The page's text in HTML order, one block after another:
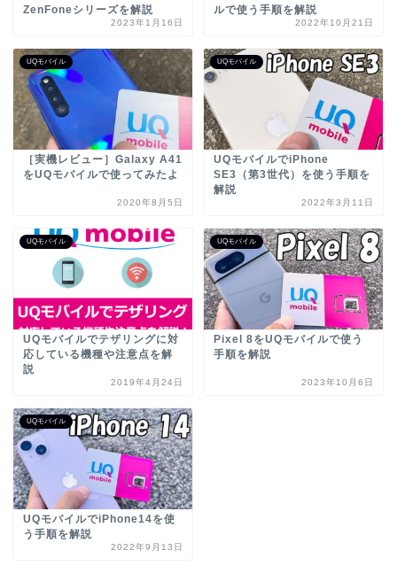
ZenFoneシリーズを解説
2023年1月16日
ルで使う手順を解説
2022年10月21日
UQモバイル
［実機レビュー］Galaxy A41
をUQモバイルで使ってみたよ
2020年8月5日
UQモバイル
UQモバイルでiPhone
SE3（第3世代）を使う手順を
解説
2022年3月11日
UQモバイル
UQモバイルでテザリングに対
応している機種や注意点を解
説
2019年4月24日
UQモバイル
Pixel 8をUQモバイルで使う
手順を解説
2023年10月6日
UQモバイル
UQモバイルでiPhone14を使
う手順を解説
2022年9月13日